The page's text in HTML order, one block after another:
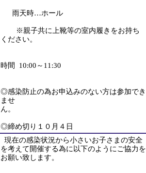
雨天時…ホール
※親子共に上靴等の室内履きをお持ち
ください。
時間 10:00～11:30
◎感染防止の為お申込みのない方は参加でき
ませ
ん。
◎締め切り１０月４日
現在の感染状況から小さいお子さまの安全
を考えて開催する為に以下のようにご協力を
お願い致します。